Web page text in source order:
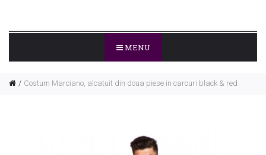
MENU
Costum Marciano, alcatuit din doua piese in carouri black & red